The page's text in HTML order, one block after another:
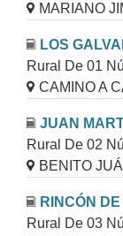
MARIANO
LOS
Rural De 01
CAMINO A
JUAN
Rural De 02
BENITO
RINCÓN
Rural De 03